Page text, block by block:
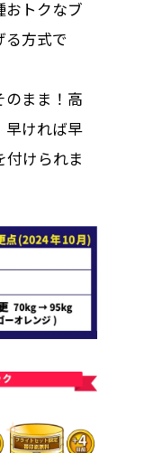
おトクなブ
る方式で
のまま！高
早ければ早
付けられま